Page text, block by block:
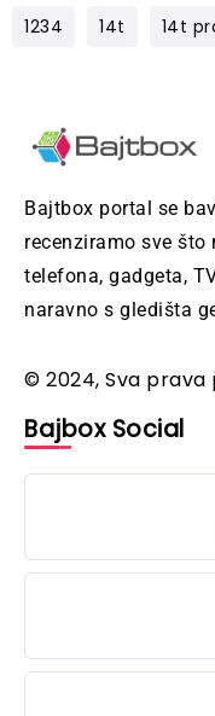
1234
14t 14t
Bajtbox portal se
recenziramo sve što
telefona, gadgeta,
naravno s gledišta
© 2024, Sva prava
Bajbox Social